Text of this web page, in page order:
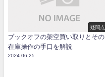
疑問点
ブックオフの架空買い取りとその
在庫操作の手口を解説
2024.06.25